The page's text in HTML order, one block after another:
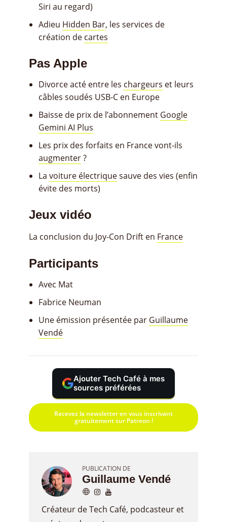
Siri au regard)
Adieu Hidden Bar, les services de
création de cartes
Pas Apple
Divorce acté entre les chargeurs et leurs
câbles soudés USB-C en Europe
Baisse de prix de l’abonnement Google
Gemini AI Plus
Les prix des forfaits en France vont-ils
augmenter?
La voiture électriquesauve des vies (enfin
évite des morts)
Jeux vidéo
La conclusion du Joy-Con Drift en France
Participants
Avec Mat
Fabrice Neuman
Une émission présentée par Guillaume
Vendé
Ajouter Tech Café à mes
sources préférées
Recevez la newsletter en vous inscrivant
gratuitement sur Patreon !
PUBLICATION DE
Guillaume Vendé
Créateur de Tech Café, podcasteur et